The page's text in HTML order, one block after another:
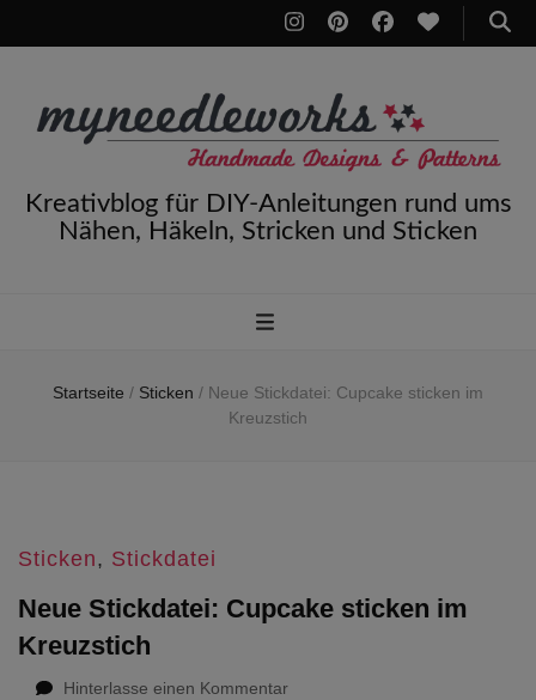
Kreativblog für DIY-Anleitungen rund ums
Nähen, Häkeln, Stricken und Sticken
Startseite / Sticken / Neue Stickdatei: Cupcake sticken im
Kreuzstich
Sticken, Stickdatei
Neue Stickdatei: Cupcake sticken im
Kreuzstich
Hinterlasse einen Kommentarzu